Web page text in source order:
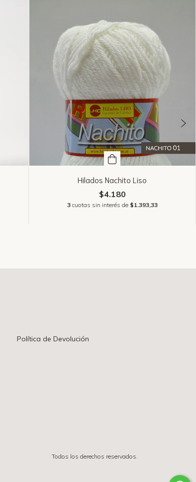
Hilados Nachito Liso
$4.180
3 cuotas sin interés de $1.393,33
Política de Devolución
Todos los derechos reservados.